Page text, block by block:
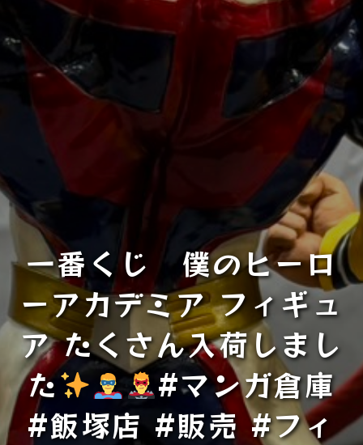
一番くじ 僕のヒーロ
ーアカデミア フィギュ
ア たくさん入荷しまし
た
#マンガ倉庫
#飯塚店 #販売 #フィ